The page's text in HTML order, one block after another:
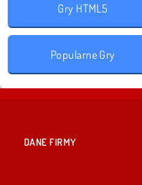
Gry HTML5
Popularne Gry
DANE FIRMY